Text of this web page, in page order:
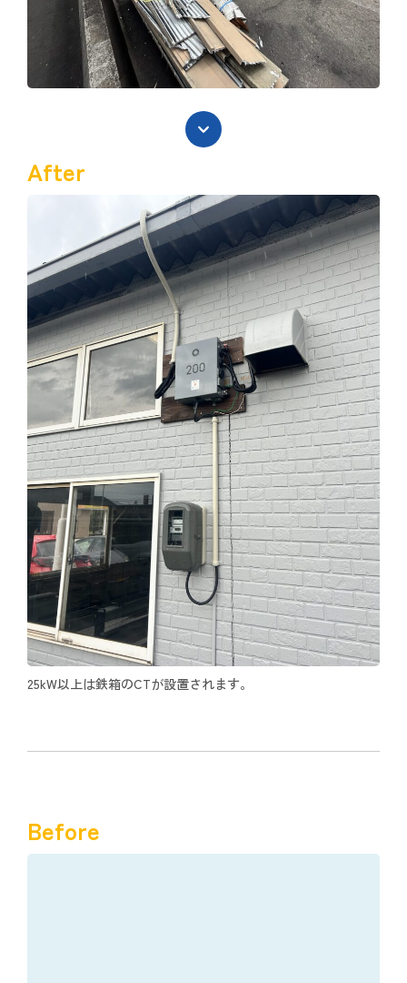
After
25kW以上は鉄箱のCTが設置されます。
Before